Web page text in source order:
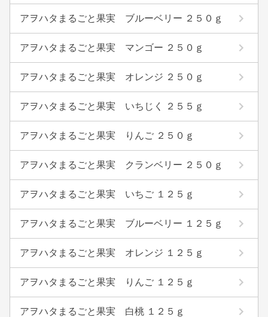
アヲハタまるごと果実 ブルーベリー ２５０ｇ
アヲハタまるごと果実 マンゴー ２５０ｇ
アヲハタまるごと果実 オレンジ ２５０ｇ
アヲハタまるごと果実 いちじく ２５５ｇ
アヲハタまるごと果実 りんご ２５０ｇ
アヲハタまるごと果実 クランベリー ２５０ｇ
アヲハタまるごと果実 いちご １２５ｇ
アヲハタまるごと果実 ブルーベリー １２５ｇ
アヲハタまるごと果実 オレンジ １２５ｇ
アヲハタまるごと果実 りんご １２５ｇ
アヲハタまるごと果実 白桃 １２５ｇ